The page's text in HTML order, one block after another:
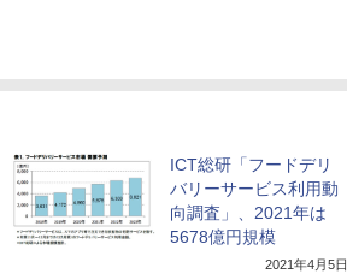
ICT総研「フードデリ
バリーサービス利用動
向調査」、2021年は
5678億円規模
2021年4月5日